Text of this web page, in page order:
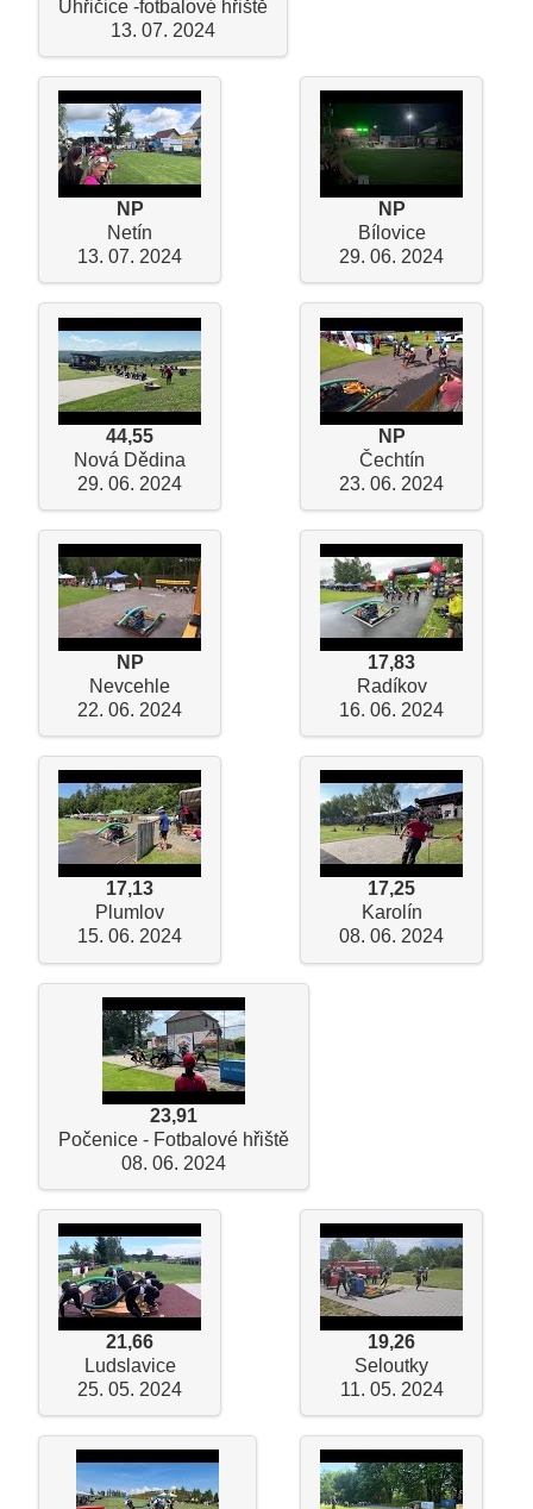
Uhřičice -fotbalové hřiště
13. 07. 2024
NP
Netín
13. 07. 2024
NP
Bílovice
29. 06. 2024
44,55
Nová Dědina
29. 06. 2024
NP
Čechtín
23. 06. 2024
NP
Nevcehle
22. 06. 2024
17,83
Radíkov
16. 06. 2024
17,13
Plumlov
15. 06. 2024
17,25
Karolín
08. 06. 2024
23,91
Počenice - Fotbalové hřiště
08. 06. 2024
21,66
Ludslavice
25. 05. 2024
19,26
Seloutky
11. 05. 2024